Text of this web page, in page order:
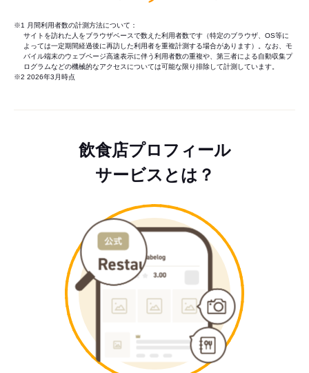
※1 月間利用者数の計測方法について：
サイトを訪れた人をブラウザベースで数えた利用者数です（特定のブラウザ、OS等に
よっては一定期間経過後に再訪した利用者を重複計測する場合があります）。なお、モ
バイル端末のウェブページ高速表示に伴う利用者数の重複や、第三者による自動収集プ
ログラムなどの機械的なアクセスについては可能な限り排除して計測しています。
※2 2026年3月時点
飲食店プロフィール
サービスとは？